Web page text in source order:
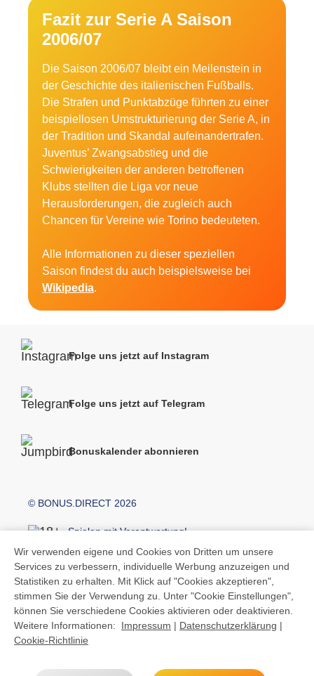
Fazit zur Serie A Saison
2006/07
Die Saison 2006/07 bleibt ein Meilenstein in
der Geschichte des italienischen Fußballs.
Die Strafen und Punktabzüge führten zu einer
beispiellosen Umstrukturierung der Serie A, in
der Tradition und Skandal aufeinandertrafen.
Juventus’ Zwangsabstieg und die
Schwierigkeiten der anderen betroffenen
Klubs stellten die Liga vor neue
Herausforderungen, die zugleich auch
Chancen für Vereine wie Torino bedeuteten.
Alle Informationen zu dieser speziellen
Saison findest du auch beispielsweise bei
Wikipedia.
Folge uns jetzt auf Instagram
Folge uns jetzt auf Telegram
Bonuskalender abonnieren
© BONUS.DIRECT 2026
Spielen mit Verantwortung!
Kontakt
Über BONUS.DIRECT
Allgemeine Geschäftsbedingungen
Jobs
Wir verwenden eigene und Cookies von Dritten um unsere
Services zu verbessern, individuelle Werbung anzuzeigen und
Statistiken zu erhalten. Mit Klick auf "Cookies akzeptieren",
stimmen Sie der Verwendung zu. Unter "Cookie Einstellungen",
können Sie verschiedene Cookies aktivieren oder deaktivieren.
Weitere Informationen: Impressum | Datenschutzerklärung |
Cookie-Richtlinie